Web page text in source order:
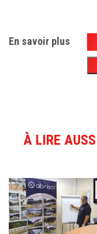
En savoir plus
À LIRE